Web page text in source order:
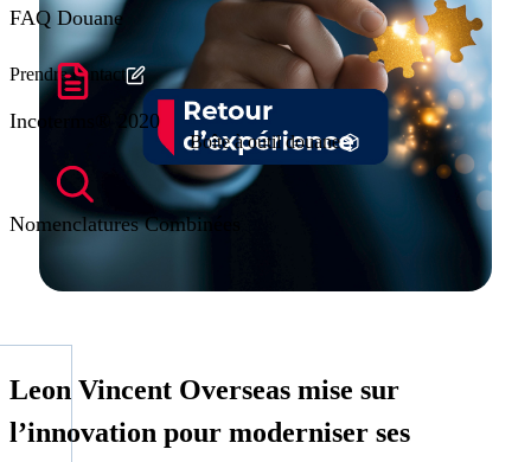
Prendre contact
Boîte à outil douane
Leon Vincent Overseas mise sur
l’innovation pour moderniser ses
FAQ Douane
Incoterms® 2020
Nomenclatures Combinées